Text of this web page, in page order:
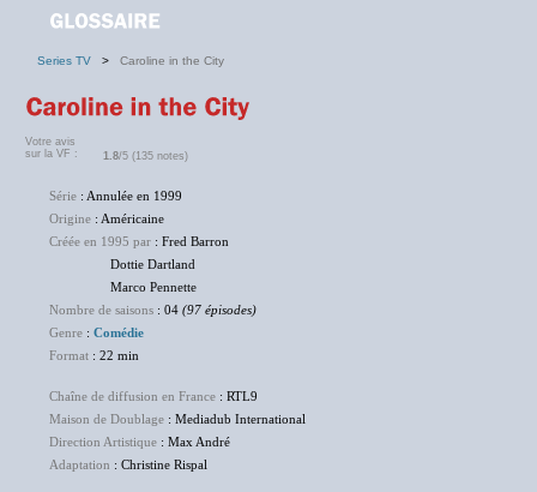
Series TV > Caroline in the City
Votre avis
sur la VF :
1.8/5 (135 notes)
Série : Annulée en 1999
Origine : Américaine
Créée en 1995 par : Fred Barron
Dottie Dartland
Marco Pennette
Nombre de saisons : 04 (97 épisodes)
Genre : Comédie
Format : 22 min
Chaîne de diffusion en France : RTL9
Maison de Doublage : Mediadub International
Direction Artistique : Max André
Adaptation : Christine Rispal